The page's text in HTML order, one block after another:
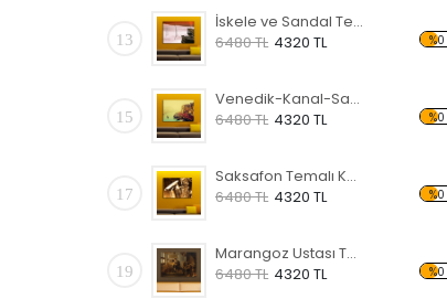
13
İskele ve Sandal Temalı Kanvas Tablo
6480 TL 4320 TL %0
15
Venedik-Kanal-Sandal Kanvas Tablo
6480 TL 4320 TL %0
17
Saksafon Temalı Kanvas Tablo
6480 TL 4320 TL %0
19
Marangoz Ustası Temalı Kanvas Tablo
6480 TL 4320 TL %0